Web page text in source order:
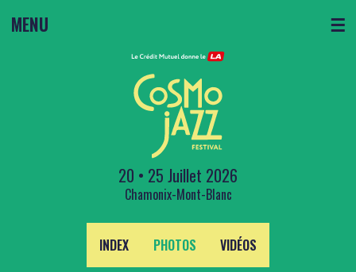
MENU ☰
20 • 25 Juillet 2026
Chamonix-Mont-Blanc
INDEX PHOTOS VIDÉOS